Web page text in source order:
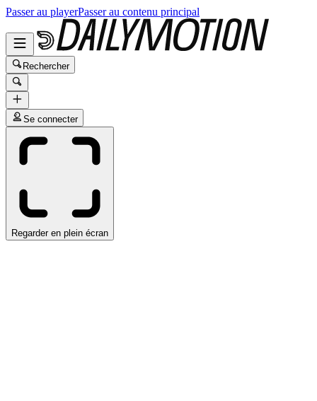
Passer au playerPasser au contenu principal
Rechercher
Se connecter
Regarder en plein écran